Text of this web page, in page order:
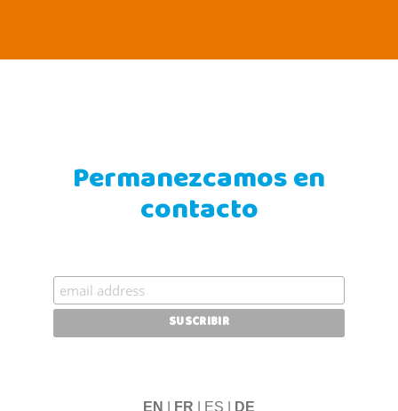
Permanezcamos en
contacto
EN FR | ES | DE